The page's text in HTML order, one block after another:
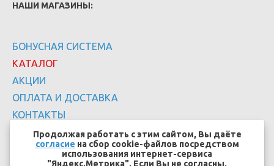
НАШИ МАГАЗИНЫ:
БОНУСНАЯ СИСТЕМА
КАТАЛОГ
АКЦИИ
ОПЛАТА И ДОСТАВКА
КОНТАКТЫ
Продолжая работать с этим сайтом, Вы даёте
согласие на сбор cookie-файлов посредством
использования интернет-сервиса
"Яндекс.Метрика". Если Вы не согласны,